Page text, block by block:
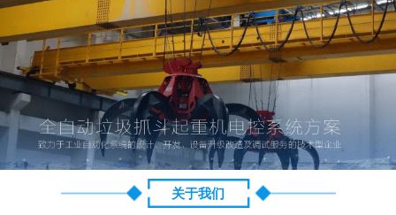
关于我们